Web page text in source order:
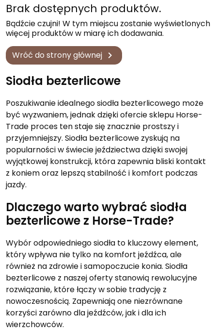
Brak dostępnych produktów.
Bądźcie czujni! W tym miejscu zostanie wyświetlonych
więcej produktów w miarę ich dodawania.
Wróć do strony głównej 
Siodła bezterlicowe
Poszukiwanie idealnego siodła bezterlicowego może
być wyzwaniem, jednak dzięki ofercie sklepu Horse-
Trade proces ten staje się znacznie prostszy i
przyjemniejszy. Siodła bezterlicowe zyskują na
popularności w świecie jeździectwa dzięki swojej
wyjątkowej konstrukcji, która zapewnia bliski kontakt
z koniem oraz lepszą stabilność i komfort podczas
jazdy.
Dlaczego warto wybrać siodła
bezterlicowe z Horse-Trade?
Wybór odpowiedniego siodła to kluczowy element,
który wpływa nie tylko na komfort jeźdźca, ale
również na zdrowie i samopoczucie konia. Siodła
bezterlicowe z naszej oferty stanowią rewolucyjne
rozwiązanie, które łączy w sobie tradycję z
nowoczesnością. Zapewniają one niezrównane
korzyści zarówno dla jeźdźców, jak i dla ich
wierzchowców.